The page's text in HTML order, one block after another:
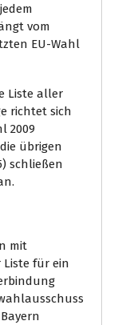
vom
EU-Wahl
Liste aller
richtet sich
2009
übrigen
schließen
mit
Liste für ein